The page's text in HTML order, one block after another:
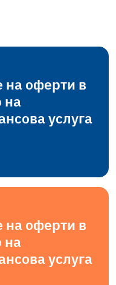
на оферти в
на
услуга
на оферти в
на
услуга